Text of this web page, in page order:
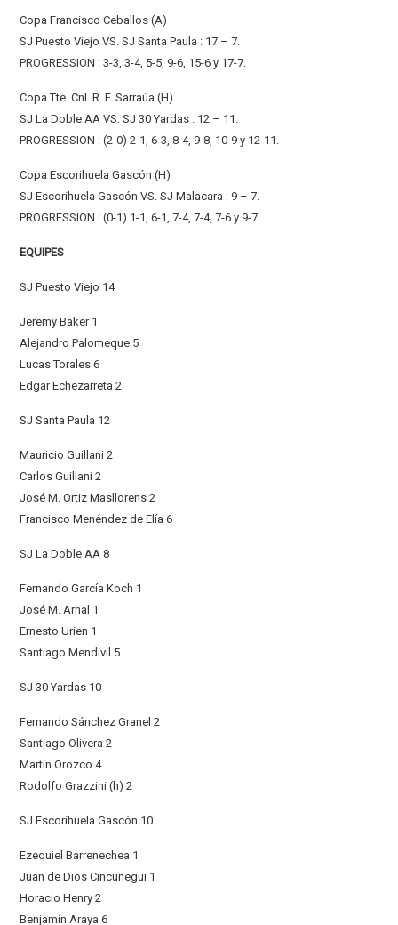
Copa Francisco Ceballos (A)
SJ Puesto Viejo VS. SJ Santa Paula : 17 – 7.
PROGRESSION : 3-3, 3-4, 5-5, 9-6, 15-6 y 17-7.
Copa Tte. Cnl. R. F. Sarraúa (H)
SJ La Doble AA VS. SJ 30 Yardas : 12 – 11.
PROGRESSION : (2-0) 2-1, 6-3, 8-4, 9-8, 10-9 y 12-11.
Copa Escorihuela Gascón (H)
SJ Escorihuela Gascón VS. SJ Malacara : 9 – 7.
PROGRESSION : (0-1) 1-1, 6-1, 7-4, 7-4, 7-6 y 9-7.
EQUIPES
SJ Puesto Viejo 14
Jeremy Baker 1
Alejandro Palomeque 5
Lucas Torales 6
Edgar Echezarreta 2
SJ Santa Paula 12
Mauricio Guillani 2
Carlos Guillani 2
José M. Ortiz Masllorens 2
Francisco Menéndez de Elía 6
SJ La Doble AA 8
Fernando García Koch 1
José M. Arnal 1
Ernesto Urien 1
Santiago Mendivil 5
SJ 30 Yardas 10
Fernando Sánchez Granel 2
Santiago Olivera 2
Martín Orozco 4
Rodolfo Grazzini (h) 2
SJ Escorihuela Gascón 10
Ezequiel Barrenechea 1
Juan de Dios Cincunegui 1
Horacio Henry 2
Benjamín Araya 6